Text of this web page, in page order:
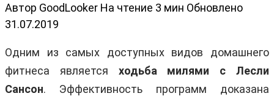
Автор GoodLooker На чтение 3 мин Обновлено
31.07.2019
Одним из самых доступных видов домашнего
фитнеса является ходьба милями с Лесли
Сансон. Эффективность программ доказана